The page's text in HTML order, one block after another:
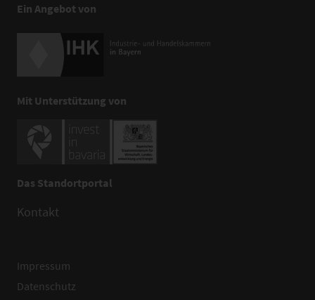
Ein Angebot von
Mit Unterstützung von
Das Standortportal
Kontakt
Impressum
Datenschutz